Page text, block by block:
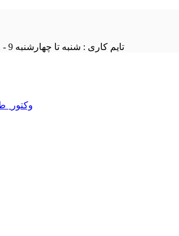
تایم کاری : شنبه تا چهارشنبه 9 - 21
وکتور